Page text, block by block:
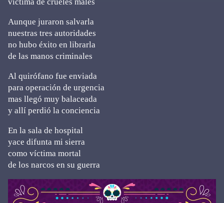
Aunque juraron salvarla
nuestras tres autoridades
no hubo éxito en librarla
de las manos criminales
Al quirófano fue enviada
para operación de urgencia
mas llegó muy balaceada
y allí perdió la conciencia
En la sala de hospital
yace difunta mi sierra
como víctima mortal
de los narcos en su guerra